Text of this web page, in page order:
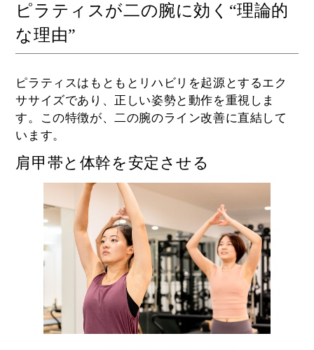
ピラティスが二の腕に効く“理論的
な理由”
ピラティスはもともとリハビリを起源とするエク
ササイズであり、正しい姿勢と動作を重視しま
す。この特徴が、二の腕のライン改善に直結して
います。
肩甲帯と体幹を安定させる